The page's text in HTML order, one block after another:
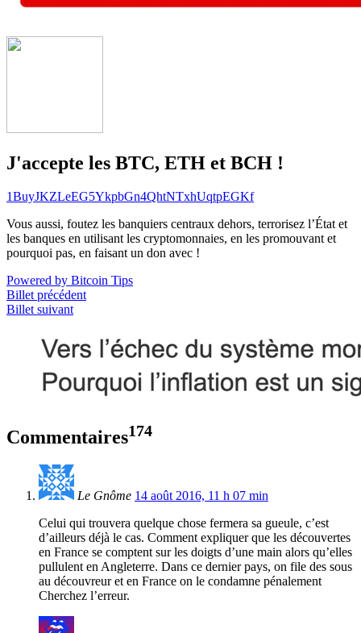
J'accepte les BTC, ETH et BCH !
1BuyJKZLeEG5YkpbGn4QhtNTxhUqtpEGKf
Vous aussi, foutez les banquiers centraux dehors, terrorisez l’État et
les banques en utilisant les cryptomonnaies, en les promouvant et
pourquoi pas, en faisant un don avec !
Powered by Bitcoin Tips
Billet précédent
Billet suivant
Commentaires174
Le Gnôme 14 août 2016, 11 h 07 min
Celui qui trouvera quelque chose fermera sa gueule, c’est
d’ailleurs déjà le cas. Comment expliquer que les découvertes
en France se comptent sur les doigts d’une main alors qu’elles
pullulent en Angleterre. Dans ce dernier pays, on file des sous
au découvreur et en France on le condamne pénalement
Cherchez l’erreur.